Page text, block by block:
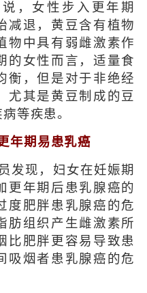
，女性步入更年期
减退，黄豆含有植物
物中具有弱雌激素作
的女性而言，适量食
衡，但是对于非绝经
尤其是黄豆制成的豆
等疾患。
年期易患乳癌
发现，妇女在妊娠期
更年期后患乳腺癌的
度肥胖患乳腺癌的危
肪组织产生雌激素所
比肥胖更容易导致患
吸烟者患乳腺癌的危